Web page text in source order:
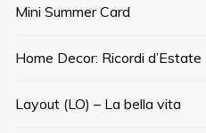
Mini Summer Card
Home Decor: Ricordi d’Estate
Layout (LO) – La bella vita